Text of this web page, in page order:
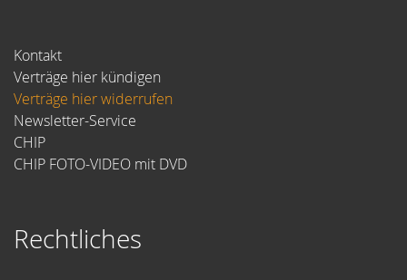
Kontakt
Verträge hier kündigen
Verträge hier widerrufen
Newsletter-Service
CHIP
CHIP FOTO-VIDEO mit DVD
Rechtliches